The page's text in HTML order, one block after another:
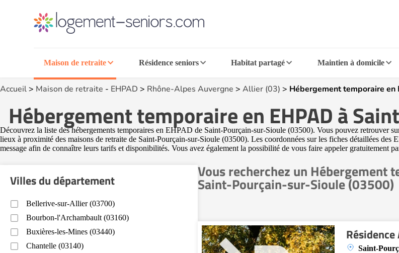
Maison de retraite Résidence seniors Habitat partagé Maintien à domicile
Accueil> Maison de retraite - EHPAD > Rhône-Alpes Auvergne > Allier (03) > Hébergement temporaire
Hébergement temporaire en EHPAD à
Découvrez la liste des hébergements temporaires en EHPAD de Saint-Pourçain-sur-Sioule (03500). Vous pouvez retrouver
lieux à proximité des maisons de retraite de Saint-Pourçain-sur-Sioule (03500). Les coordonnées sur les fiches détaillées
message afin de connaître leurs tarifs et disponibilités. Vous avez également la possibilité de vous faire appeler gratuitement
Vous recherchez un Hébergement
Saint-Pourçain-sur-Sioule (03500)
Saint-
Villes du département
Bellerive-sur-Allier (03700)
Bourbon-l'Archambault (03160)
Buxières-les-Mines (03440)
Chantelle (03140)